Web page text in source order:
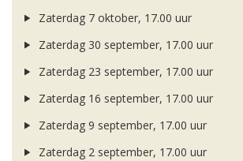
Zaterdag 7 oktober, 17.00 uur
Zaterdag 30 september, 17.00 uur
Zaterdag 23 september, 17.00 uur
Zaterdag 16 september, 17.00 uur
Zaterdag 9 september, 17.00 uur
Zaterdag 2 september, 17.00 uur